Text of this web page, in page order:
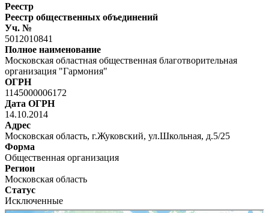
Реестр
Реестр общественных объединений
Уч. №
5012010841
Полное наименование
Московская областная общественная благотворительная
организация "Гармония"
ОГРН
1145000006172
Дата ОГРН
14.10.2014
Адрес
Московская область, г.Жуковский, ул.Школьная, д.5/25
Форма
Общественная организация
Регион
Московская область
Статус
Исключенные